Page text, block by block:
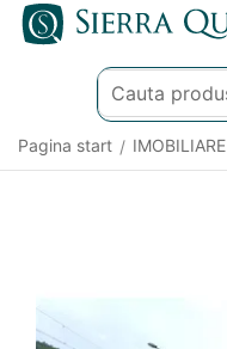
Pagina start / IMOBILIARE